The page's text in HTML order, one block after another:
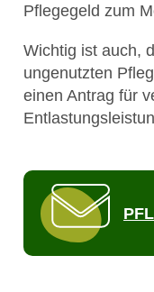
Pflegegeld zum
Wichtig ist auch,
ungenutzten
einen Antrag für